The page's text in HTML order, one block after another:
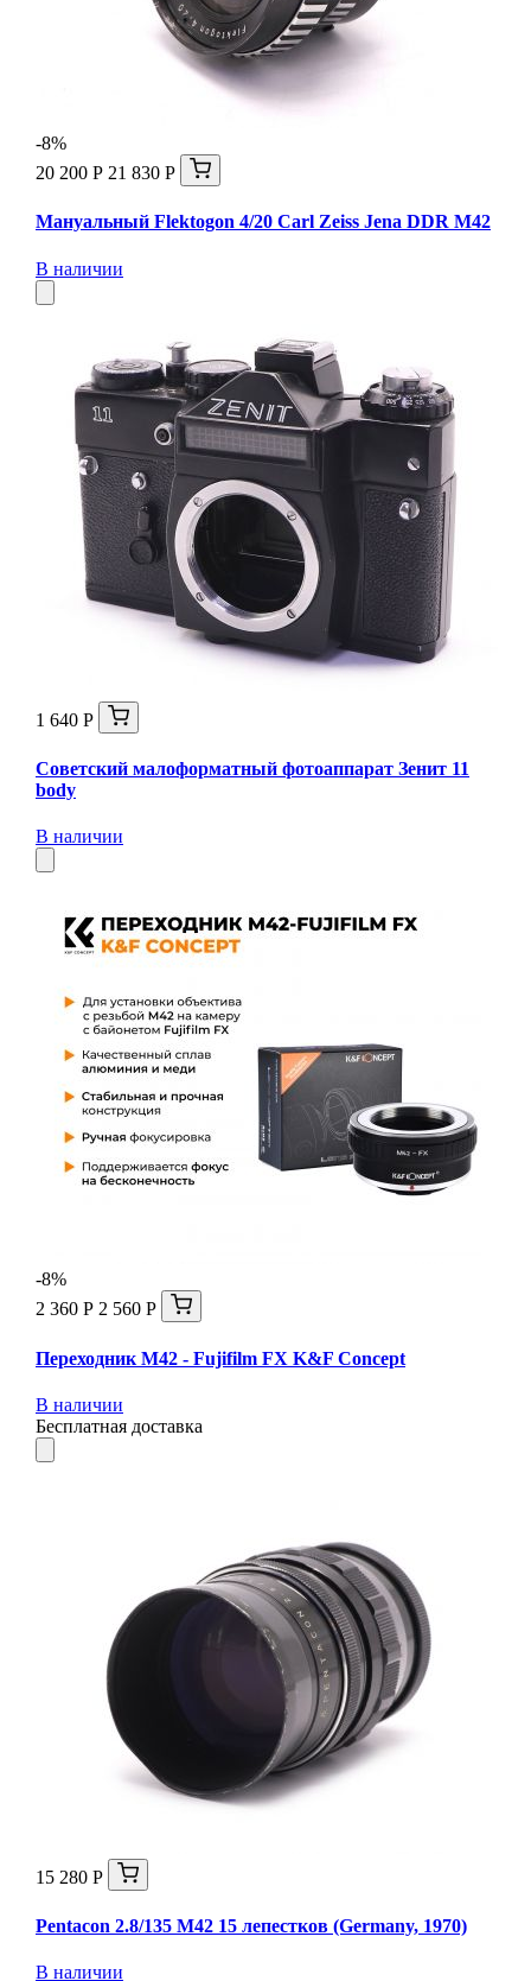
-8%
20 200 Р 21 830 Р
Мануальный Flektogon 4/20 Carl Zeiss Jena DDR М42
В наличии
1 640 Р
Советский малоформатный фотоаппарат Зенит 11
body
В наличии
-8%
2 360 Р 2 560 Р
Переходник M42 - Fujifilm FX K&F Concept
В наличии
Бесплатная доставка
15 280 Р
Pentacon 2.8/135 M42 15 лепестков (Germany, 1970)
В наличии